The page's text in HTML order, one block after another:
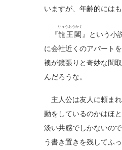
いますが、年齢的には
『龍王閣
りゅうおうかく
』という小
に会社近くのアパート
襖が鏡張りと奇妙な間
んだろうな。
主人公は友人に頼ま
動をしているのかはほ
淡い共感でしかないの
う書き置きを残してふ